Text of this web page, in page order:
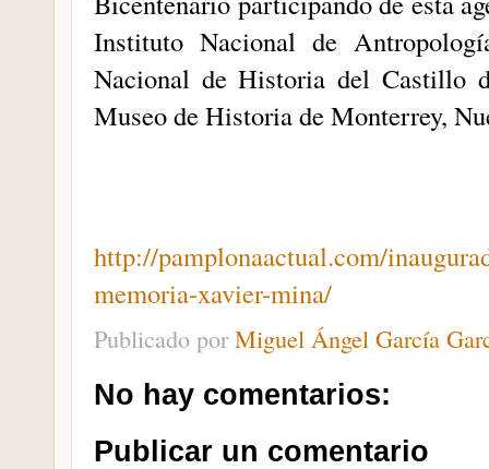
Instituto Nacional de
Nacional de Historia del Castillo
Museo de Historia de Monterrey,
http://pamplonaactual.com/
memoria-xavier-mina/
Publicado porMiguel Ángel García
No hay comentarios:
Publicar un comentario